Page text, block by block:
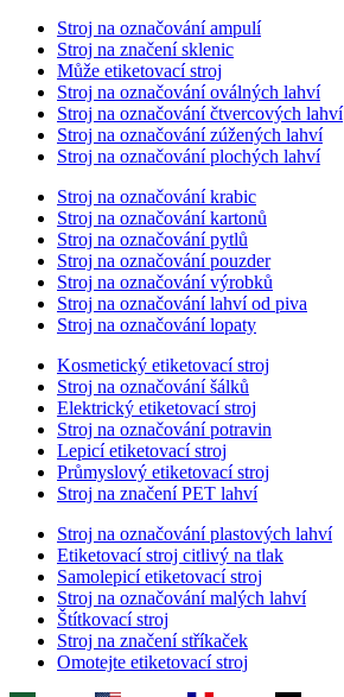
Stroj na označování ampulí
Stroj na značení sklenic
Může etiketovací stroj
Stroj na označování oválných lahví
Stroj na označování čtvercových lahví
Stroj na označování zúžených lahví
Stroj na označování plochých lahví
Stroj na označování krabic
Stroj na označování kartonů
Stroj na označování pytlů
Stroj na označování pouzder
Stroj na označování výrobků
Stroj na označování lahví od piva
Stroj na označování lopaty
Kosmetický etiketovací stroj
Stroj na označování šálků
Elektrický etiketovací stroj
Stroj na označování potravin
Lepicí etiketovací stroj
Průmyslový etiketovací stroj
Stroj na značení PET lahví
Stroj na označování plastových lahví
Etiketovací stroj citlivý na tlak
Samolepicí etiketovací stroj
Stroj na označování malých lahví
Štítkovací stroj
Stroj na značení stříkaček
Omotejte etiketovací stroj